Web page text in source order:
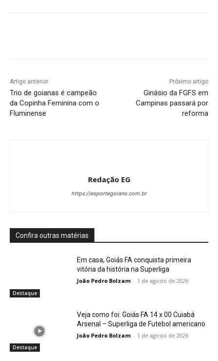
Artigo anterior
Trio de goianas é campeão
da Copinha Feminina com o
Fluminense
Próximo artigo
Ginásio da FGFS em
Campinas passará por
reforma
Redação EG
https://esportegoiano.com.br
Confira outras matérias
Destaque
Em casa, Goiás FA conquista primeira
vitória da história na Superliga
João Pedro Bolzam - 1 de agosto de 2026
Destaque
Veja como foi: Goiás FA 14 x 00 Cuiabá
Arsenal – Superliga de Futebol americano
João Pedro Bolzam - 1 de agosto de 2026